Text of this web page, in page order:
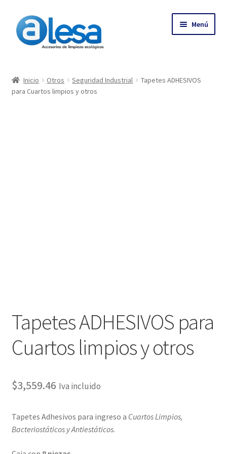
Menú
Tienda
Inicio Otros Seguridad Industrial
Tapetes ADHESIVOS
para Cuartos limpios y otros
Tapetes ADHESIVOS para
Cuartos limpios y otros
$3,559.46 Iva incluido
Tapetes Adhesivos para ingreso a Cuartos Limpios,
Bacteriostáticos y Antiestáticos.